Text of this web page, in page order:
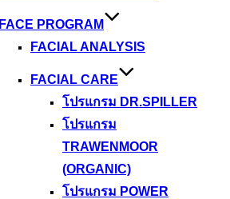
FACE PROGRAM
FACIAL ANALYSIS
FACIAL CARE
โปรแกรม DR.SPILLER
โปรแกรม
TRAWENMOOR
(ORGANIC)
โปรแกรม POWER